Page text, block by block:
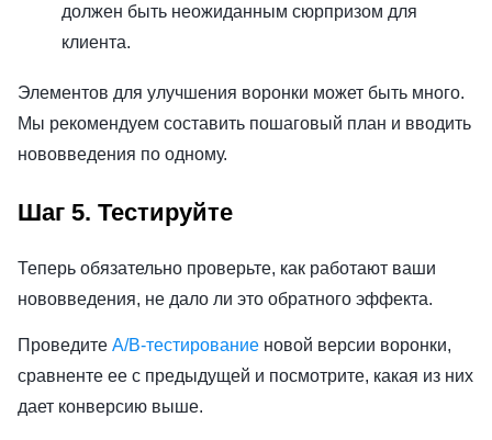
должен быть неожиданным сюрпризом для
клиента.
Элементов для улучшения воронки может быть много.
Мы рекомендуем составить пошаговый план и вводить
нововведения по одному.
Шаг 5. Тестируйте
Теперь обязательно проверьте, как работают ваши
нововведения, не дало ли это обратного эффекта.
Проведите A/B-тестирование новой версии воронки,
сравненте ее с предыдущей и посмотрите, какая из них
дает конверсию выше.